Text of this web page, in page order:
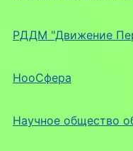
РДДМ "Движение
НооСфера
Научное общество